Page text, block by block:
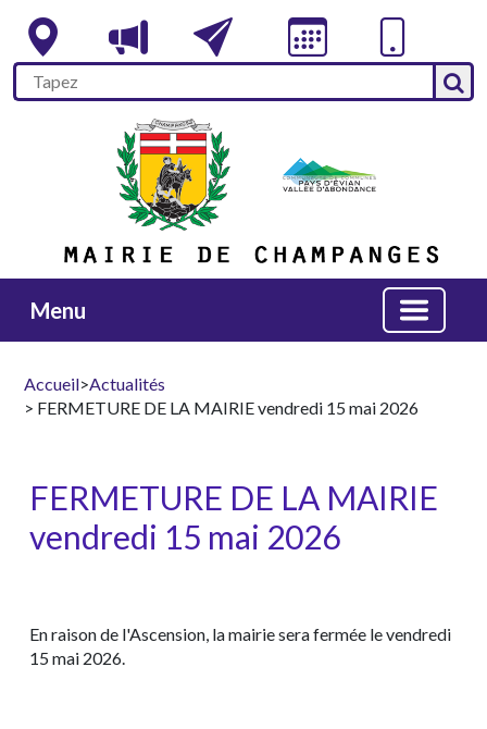
Menu
Accueil>Actualités
> FERMETURE DE LA MAIRIE vendredi 15 mai 2026
FERMETURE DE LA MAIRIE
vendredi 15 mai 2026
En raison de l'Ascension, la mairie sera fermée le vendredi
15 mai 2026.